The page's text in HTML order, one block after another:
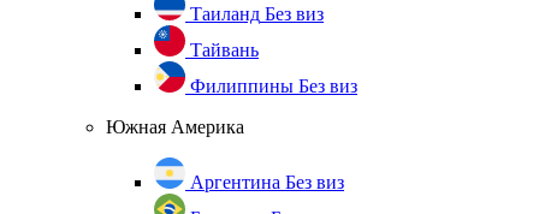
Таиланд Без виз
Тайвань
Филиппины Без виз
Южная Америка
Аргентина Без виз